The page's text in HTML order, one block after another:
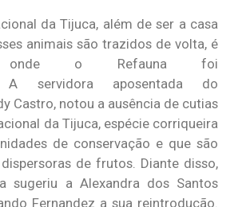
da Tijuca, além de ser a casa
animais são trazidos de volta, é
onde o Refauna foi
A servidora aposentada do
Castro, notou a ausência de cutias
da Tijuca, espécie corriqueira
de conservação e que são
de frutos. Diante disso,
sugeriu a Alexandra dos Santos
Fernandez a sua reintrodução.